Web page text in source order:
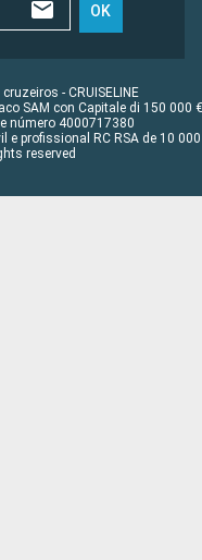
OK
- CRUISELINE
SAM con Capitale di 150 000 €
número 4000717380
profissional RC RSA de 10 000
reserved